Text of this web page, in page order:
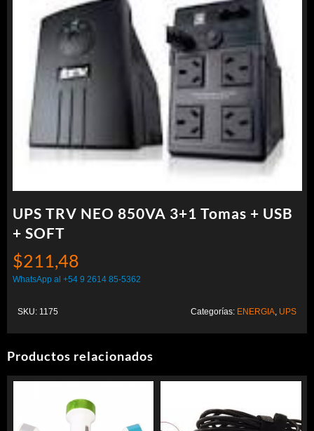
UPS TRV NEO 850VA 3+1 Tomas + USB
+ SOFT
$211,48
WhatsApp al +54 9 2614 85-5362
SKU: 1175 Categorías: ENERGIA UPS
Productos relacionados